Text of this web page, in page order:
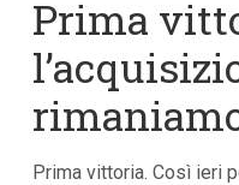
t
e
n
p
Prima
Prima vittoria. Così ieri